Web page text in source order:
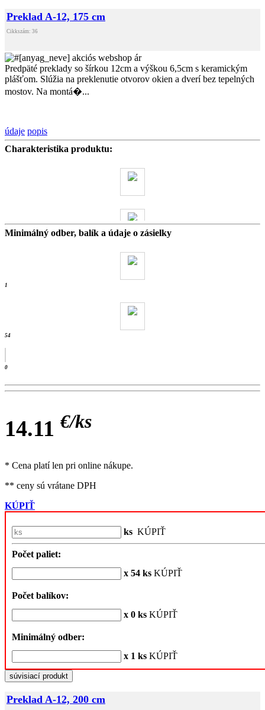
Preklad A-12, 175 cm
Cikkszám: 36
Predpäté preklady so šírkou 12cm a výškou 6,5cm s keramickým
plášťom. Slúžia na preklenutie otvorov okien a dverí bez tepelných
mostov. Na montá�...
údaje popis
Charakteristika produktu:
Minimálný odber, balík a údaje o zásielky
1
54
0
14.11 €/ks
* Cena platí len pri online nákupe.
** ceny sú vrátane DPH
KÚPIŤ
ks KÚPIŤ
Počet paliet:
x 54 ks KÚPIŤ
Počet balíkov:
x 0 ks KÚPIŤ
Minimálný odber:
x 1 ks KÚPIŤ
súvisiací produkt
Preklad A-12, 200 cm